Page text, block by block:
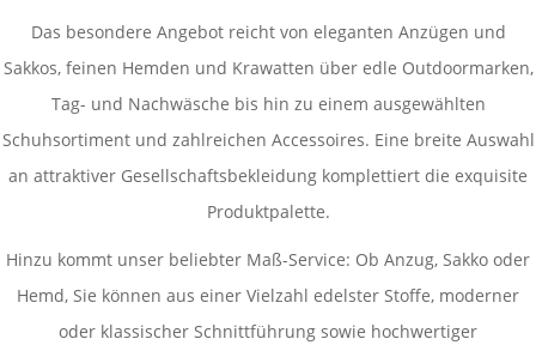
Das besondere Angebot reicht von eleganten Anzügen und
Sakkos, feinen Hemden und Krawatten über edle Outdoormarken,
Tag- und Nachwäsche bis hin zu einem ausgewählten
Schuhsortiment und zahlreichen Accessoires. Eine breite Auswahl
an attraktiver Gesellschaftsbekleidung komplettiert die exquisite
Produktpalette.
Hinzu kommt unser beliebter Maß-Service: Ob Anzug, Sakko oder
Hemd, Sie können aus einer Vielzahl edelster Stoffe, moderner
oder klassischer Schnittführung sowie hochwertiger